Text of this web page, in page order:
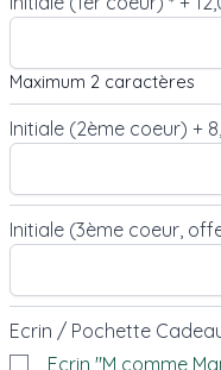
Maximum 2 caractères
Initiale (2ème coeur) +
Initiale (3ème coeur,
Ecrin / Pochette
Ecrin "M comme